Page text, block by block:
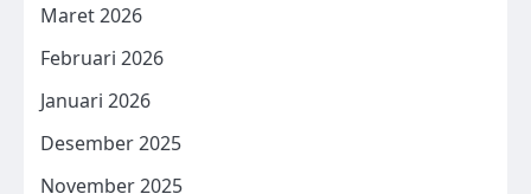
Maret 2026
Februari 2026
Januari 2026
Desember 2025
November 2025